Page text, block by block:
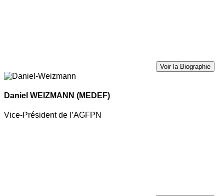
Voir la Biographie
Daniel WEIZMANN (MEDEF)
Vice-Président de l’AGFPN